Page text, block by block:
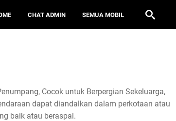
CHAT ADMIN SEMUA MOBIL
Cocok untuk Berpergian Sekeluarga,
dapat diandalkan dalam perkotaan atau
baik atau beraspal.